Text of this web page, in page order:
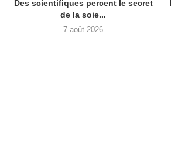
Des scientifiques percent le secret
de la soie...
7 août 2026